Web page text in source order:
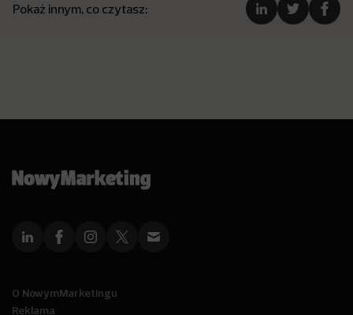
Pokaż innym, co czytasz:
O NowymMarketingu
Reklama